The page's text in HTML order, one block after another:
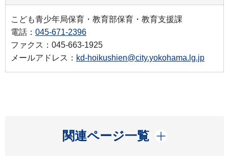
こども青少年局保育・教育部保育・教育支援課
電話： 045-671-2396
ファクス：045-663-1925
メールアドレス： kd-hoikushien@city.yokohama.lg.jp
関連ページ一覧
開く